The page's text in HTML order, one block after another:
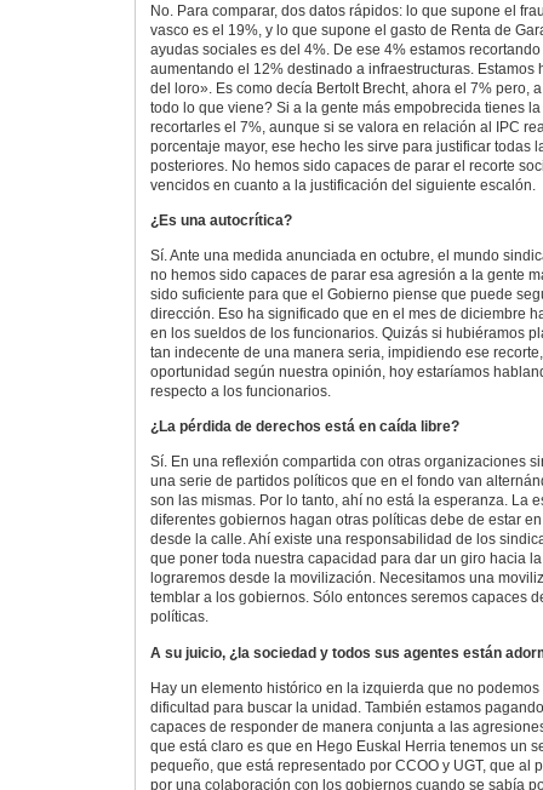
No. Para comparar, dos datos rápidos: lo que supone el
vasco es el 19%, y lo que supone el gasto de Renta de
ayudas sociales es del 4%. De ese 4% estamos
aumentando el 12% destinado a infraestructuras. Estamos
del loro». Es como decía Bertolt Brecht, ahora el 7% pero,
todo lo que viene? Si a la gente más empobrecida tienes
recortarles el 7%, aunque si se valora en relación al IPC
porcentaje mayor, ese hecho les sirve para justificar todas
posteriores. No hemos sido capaces de parar el recorte
vencidos en cuanto a la justificación del siguiente escalón.
¿Es una autocrítica?
Sí. Ante una medida anunciada en octubre, el mundo
no hemos sido capaces de parar esa agresión a la gente
sido suficiente para que el Gobierno piense que puede
dirección. Eso ha significado que en el mes de diciembre
en los sueldos de los funcionarios. Quizás si hubiéramos
tan indecente de una manera seria, impidiendo ese
oportunidad según nuestra opinión, hoy estaríamos
respecto a los funcionarios.
¿La pérdida de derechos está en caída libre?
Sí. En una reflexión compartida con otras organizaciones
una serie de partidos políticos que en el fondo van
son las mismas. Por lo tanto, ahí no está la esperanza. La
diferentes gobiernos hagan otras políticas debe de estar
desde la calle. Ahí existe una responsabilidad de los
que poner toda nuestra capacidad para dar un giro hacia
lograremos desde la movilización. Necesitamos una
temblar a los gobiernos. Sólo entonces seremos capaces
políticas.
A su juicio, ¿la sociedad y todos sus agentes están
Hay un elemento histórico en la izquierda que no
dificultad para buscar la unidad. También estamos
capaces de responder de manera conjunta a las
que está claro es que en Hego Euskal Herria tenemos un
pequeño, que está representado por CCOO y UGT, que al
por una colaboración con los gobiernos cuando se sabía